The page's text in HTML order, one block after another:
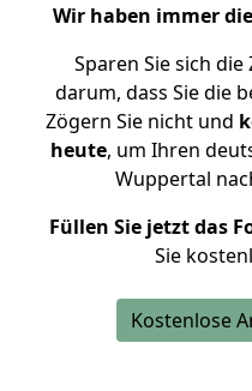
Wir haben immer
Sparen Sie sich
darum, dass Sie die
Zögern Sie nicht und
heute, um Ihren
Wuppertal
Füllen Sie jetzt das
Sie
Kostenlose